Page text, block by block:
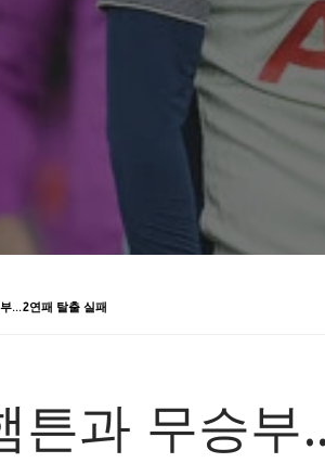
…2연패 탈출 실패
튼과 무승부